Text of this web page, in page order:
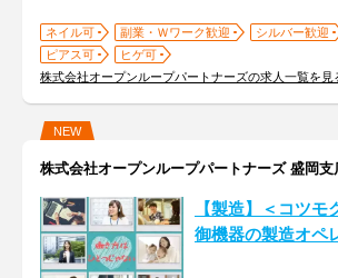
ネイル可 副業・Ｗワーク歓迎
シルバー歓迎
ピアス可
ヒゲ可
株式会社オープンループパートナーズの求人一覧を見
NEW
株式会社オープンループパートナーズ 盛岡支
【製造】＜コツモ
御機器の製造オペ